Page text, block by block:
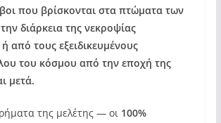
που βρίσκονται στα πτώματα των
διάρκεια της νεκροψίας
από τους εξειδικευμένους
του κόσμου από την εποχή της
μετά.
της μελέτης — οι 100%